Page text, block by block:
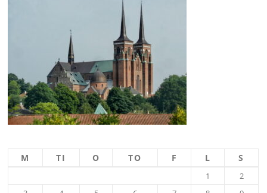
M TI O TO F L S
1
2